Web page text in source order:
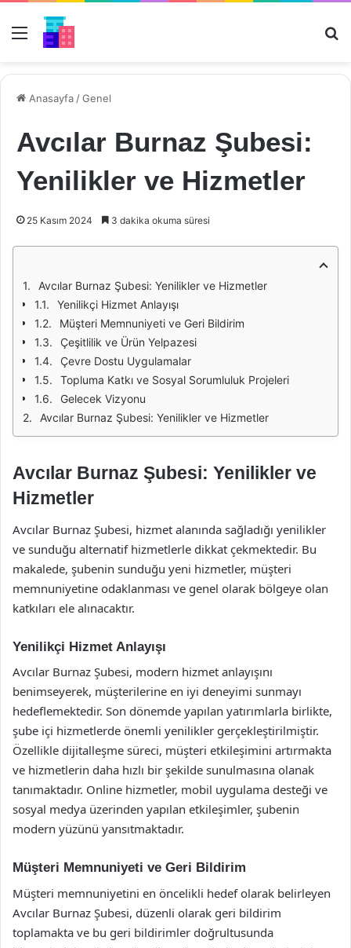
Menü
Anasayfa /Genel
Avcılar Burnaz Şubesi:
Yenilikler ve Hizmetler
25 Kasım 2024 3 dakika okuma süresi
Avcılar Burnaz Şubesi: Yenilikler ve Hizmetler
Yenilikçi Hizmet Anlayışı
Müşteri Memnuniyeti ve Geri Bildirim
Çeşitlilik ve Ürün Yelpazesi
Çevre Dostu Uygulamalar
Topluma Katkı ve Sosyal Sorumluluk Projeleri
Gelecek Vizyonu
Avcılar Burnaz Şubesi: Yenilikler ve Hizmetler
Avcılar Burnaz Şubesi: Yenilikler ve
Hizmetler
Avcılar Burnaz Şubesi, hizmet alanında sağladığı yenilikler
ve sunduğu alternatif hizmetlerle dikkat çekmektedir. Bu
makalede, şubenin sunduğu yeni hizmetler, müşteri
memnuniyetine odaklanması ve genel olarak bölgeye olan
katkıları ele alınacaktır.
Yenilikçi Hizmet Anlayışı
Avcılar Burnaz Şubesi, modern hizmet anlayışını
benimseyerek, müşterilerine en iyi deneyimi sunmayı
hedeflemektedir. Son dönemde yapılan yatırımlarla birlikte,
şube içi hizmetlerde önemli yenilikler gerçekleştirilmiştir.
Özellikle dijitalleşme süreci, müşteri etkileşimini artırmakta
ve hizmetlerin daha hızlı bir şekilde sunulmasına olanak
tanımaktadır. Online hizmetler, mobil uygulama desteği ve
sosyal medya üzerinden yapılan etkileşimler, şubenin
modern yüzünü yansıtmaktadır.
Müşteri Memnuniyeti ve Geri Bildirim
Müşteri memnuniyetini en öncelikli hedef olarak belirleyen
Avcılar Burnaz Şubesi, düzenli olarak geri bildirim
toplamakta ve bu geri bildirimler doğrultusunda